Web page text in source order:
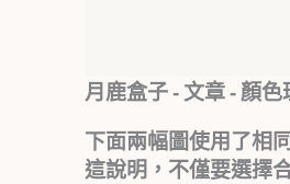
月鹿盒子 - 文章 - 顏
下面兩幅圖使用了相
這說明，不僅要選擇